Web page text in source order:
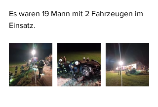
Es waren 19 Mann mit 2 Fahrzeugen im
Einsatz.